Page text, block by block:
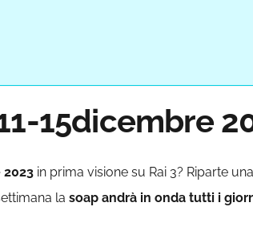
15dicembre
2023 in prima visione su Rai 3? Riparte
la soap andrà in onda tutti i